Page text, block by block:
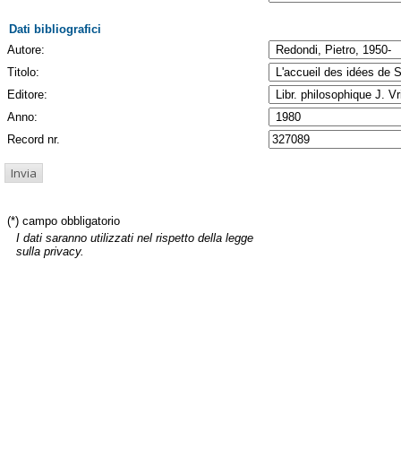
Dati bibliografici
Autore:
Titolo:
Editore:
Anno:
Record nr.
(*) campo obbligatorio
I dati saranno utilizzati nel rispetto della legge
sulla privacy.